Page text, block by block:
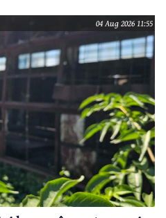
de utilizare responsabilă
04 Aug 2026 11:55